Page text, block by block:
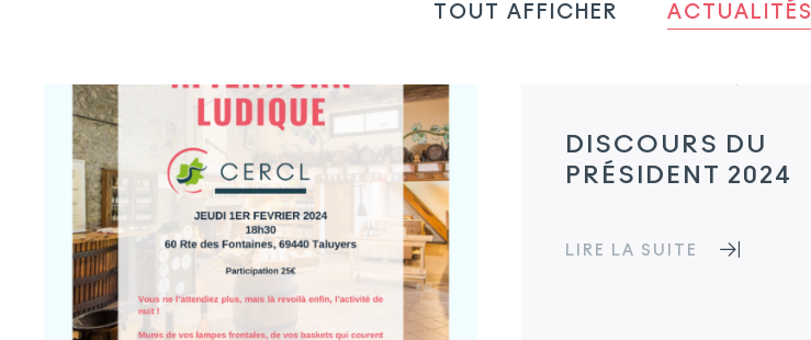
TOUT AFFICHER ACTUALITÉS
DISCOURS DU
PRÉSIDENT 2024
LIRE LA SUITE